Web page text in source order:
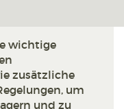
wichtige
zusätzliche
um
und zu